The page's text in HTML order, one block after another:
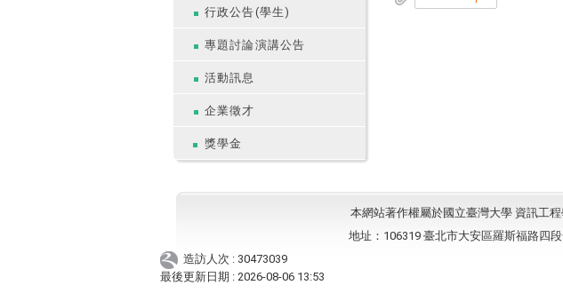
行政公告(學生)
專題討論演講公告
活動訊息
企業徵才
獎學金
本網站著作權屬於國立臺灣大學 資訊工程
地址：106319 臺北市大安區羅斯福路四
造訪人次 : 30473039
最後更新日期 : 2026-08-06 13:53